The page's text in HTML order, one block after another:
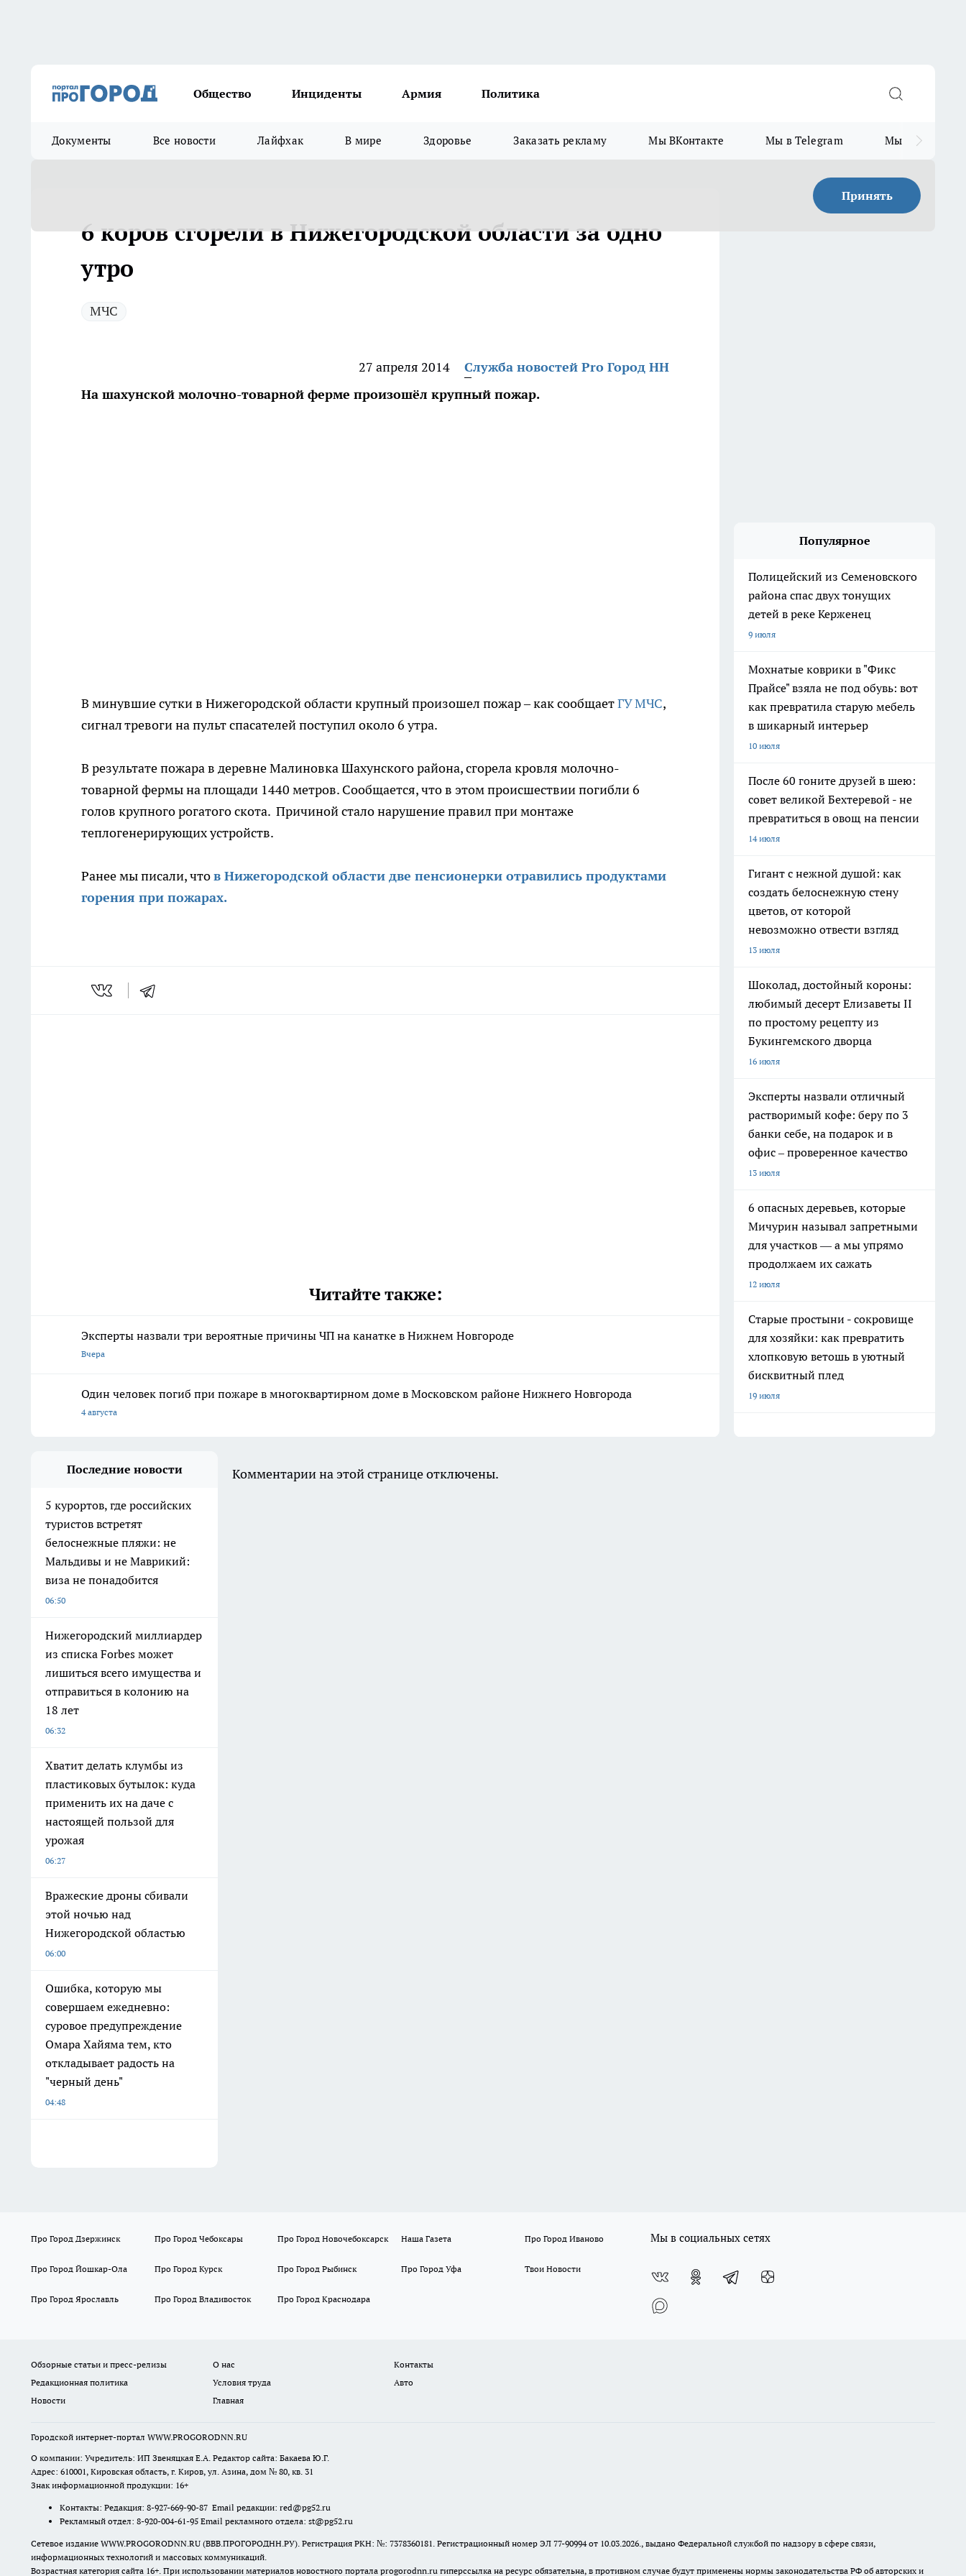
Общество Инциденты Армия Политика
Документы Все новости Лайфхак В мире Здоровье Заказать рекламу Мы ВКонтакте Мы в Telegram Мы в MAX
Принять
6 коров сгорели в Нижегородской области за одно
утро
МЧС
27 апреля 2014
Служба новостей Pro Город НН
На шахунской молочно-товарной ферме произошёл крупный пожар.
В минувшие сутки в Нижегородской области крупный произошел пожар – как сообщаетГУ МЧС,
сигнал тревоги на пульт спасателей поступил около 6 утра.
В результате пожара в деревне Малиновка Шахунского района, сгорела кровля молочно-
товарной фермы на площади 1440 метров. Сообщается, что в этом происшествии погибли 6
голов крупного рогатого скота. Причиной стало нарушение правил при монтаже
теплогенерирующих устройств.
Ранее мы писали, чтов Нижегородской области две пенсионерки отравились продуктами
горения при пожарах.
Читайте также:
Эксперты назвали три вероятные причины ЧП на канатке в Нижнем Новгороде
Вчера
Один человек погиб при пожаре в многоквартирном доме в Московском районе Нижнего Новгорода
4 августа
Популярное
Полицейский из Семеновского
района спас двух тонущих
детей в реке Керженец
9 июля
Мохнатые коврики в "Фикс
Прайсе" взяла не под обувь: вот
как превратила старую мебель
в шикарный интерьер
10 июля
После 60 гоните друзей в шею:
совет великой Бехтеревой - не
превратиться в овощ на пенсии
14 июля
Гигант с нежной душой: как
создать белоснежную стену
цветов, от которой
невозможно отвести взгляд
13 июля
Шоколад, достойный короны:
любимый десерт Елизаветы II
по простому рецепту из
Букингемского дворца
16 июля
Эксперты назвали отличный
растворимый кофе: беру по 3
банки себе, на подарок и в
офис – проверенное качество
13 июля
6 опасных деревьев, которые
Мичурин называл запретными
для участков — а мы упрямо
продолжаем их сажать
12 июля
Старые простыни - сокровище
для хозяйки: как превратить
хлопковую ветошь в уютный
бисквитный плед
19 июля
Последние новости
5 курортов, где российских
туристов встретят
белоснежные пляжи: не
Мальдивы и не Маврикий:
виза не понадобится
06:50
Нижегородский миллиардер
из списка Forbes может
лишиться всего имущества и
отправиться в колонию на
18 лет
06:32
Хватит делать клумбы из
пластиковых бутылок: куда
применить их на даче с
настоящей пользой для
урожая
06:27
Вражеские дроны сбивали
этой ночью над
Нижегородской областью
06:00
Ошибка, которую мы
совершаем ежедневно:
суровое предупреждение
Омара Хайяма тем, кто
откладывает радость на
"черный день"
04:48
Комментарии на этой странице отключены.
Про Город Дзержинск Про Город Чебоксары Про Город Новочебоксарск Наша Газета Про Город Иваново
Про Город Йошкар-Ола Про Город Курск Про Город Рыбинск Про Город Уфа Твои Новости
Про Город Ярославль Про Город Владивосток Про Город Краснодара
Мы в социальных сетях
Обзорные статьи и пресс-релизы О нас
Контакты
Редакционная политика
Условия труда
Авто
Новости
Главная
Городской интернет-портал WWW.PROGORODNN.RU
О компании: Учредитель: ИП Звеняцкая Е.А. Редактор сайта: Бакаева Ю.Г.
Адрес: 610001, Кировская область, г. Киров, ул. Азина, дом № 80, кв. 31
Знак информационной продукции: 16+
Контакты: Редакция: 8-927-669-90-87 Email редакции: red@pg52.ru
Рекламный отдел: 8-920-004-61-95 Email рекламного отдела: st@pg52.ru
Сетевое издание WWW.PROGORODNN.RU (ВВВ.ПРОГОРОДНН.РУ). Регистрация РКН: №: 7378360181. Регистрационный номер ЭЛ 77-90994 от 10.03.2026., выдано Федеральной службой по надзору в сфере связи,
информационных технологий и массовых коммуникаций.
Возрастная категория сайта 16+. При использовании материалов новостного портала progorodnn.ru гиперссылка на ресурс обязательна, в противном случае будут применены нормы законодательства РФ об авторских и